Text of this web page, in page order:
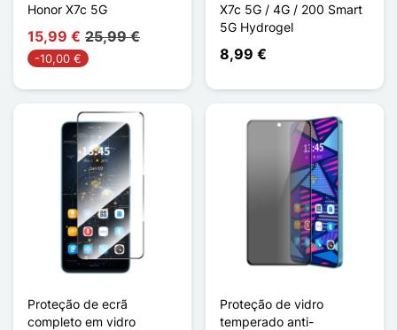
Honor X7c 5G
15,99 € 25,99 €
-10,00 €
X7c 5G / 4G / 200 Smart
5G Hydrogel
8,99 €
Proteção de ecrã
completo em vidro
Proteção de vidro
temperado anti-